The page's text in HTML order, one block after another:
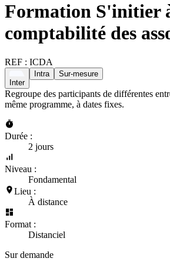
Formation S'initier
comptabilité des
REF : ICDA
Inter
Intra Sur-mesure
Regroupe des participants de différentes
même programme, à dates fixes.
Durée :
2 jours
Niveau :
Fondamental
Lieu :
À distance
Format :
Distanciel
Sur demande